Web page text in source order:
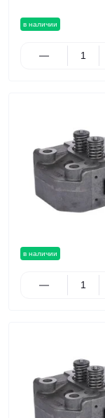
в наличии
в наличии